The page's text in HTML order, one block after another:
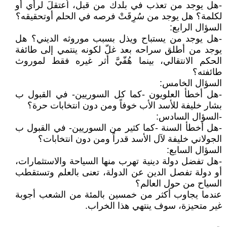
-هل يوجد من تعذب في بلدك من قبل، اُعتقلَ لرأي أو
لكلمة؟ هل يوجد من سُرِقَتْ فرصه في الحلم أوتحقيقه؟
السؤال الرابع:
-هل يوجد من يستباح ويذل بسبب موروثه الديني؟ هل
يوجد من أطلق سراحه بعد غلّ لكونه ينتمي إلى طائفة
الحكم الانتقالي، بينما هُفّيَّ أثر غيره فقط لموروث
طائفته؟
السؤال الخامس:
-هل أخطأ العلويون -كما كل السوريين- في القبول ب
بشار خليفة للأسد الأب خوفاً ومن دون انتخابات حرة؟
-السؤال السادس:
-هل أخطأ السنة -كما كثير من السوريين- في القبول ب
الجولاني خليفة لآل الأسد قدراً ومن دون انتخابات؟
السؤال السابع:
-هل تفضل دولة دينية تهرب منها السياحة والاستثمارات،
أو دولة تفصل الدين عن الدولة، تعنى بالعلم وتستقطب
السياح من حول العالم؟
عندما يجاوب أكثر من خمسين بالمئة من الشعب أجوبة
غير متحيزة، سوف ينتهي هذا الخراب.